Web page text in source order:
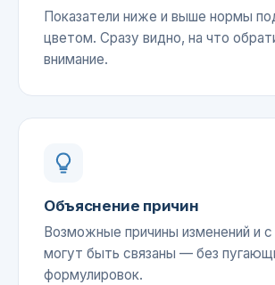
Показатели ниже и выше нормы
цветом. Сразу видно, на что
внимание.
Объяснение причин
Возможные причины изменений и
могут быть связаны — без
формулировок.